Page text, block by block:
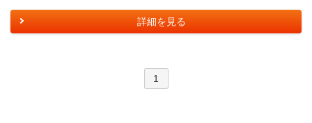
詳細を見る
1